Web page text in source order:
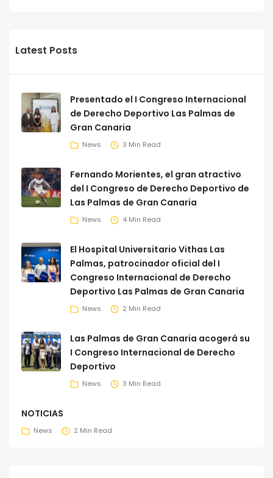
Latest Posts
Presentado el I Congreso Internacional
de Derecho Deportivo Las Palmas de
Gran Canaria
News 3 Min Read
Fernando Morientes, el gran atractivo
del I Congreso de Derecho Deportivo de
Las Palmas de Gran Canaria
News 4 Min Read
El Hospital Universitario Vithas Las
Palmas, patrocinador oficial del I
Congreso Internacional de Derecho
Deportivo Las Palmas de Gran Canaria
News 2 Min Read
Las Palmas de Gran Canaria acogerá su
I Congreso Internacional de Derecho
Deportivo
News 3 Min Read
NOTICIAS
News 2 Min Read